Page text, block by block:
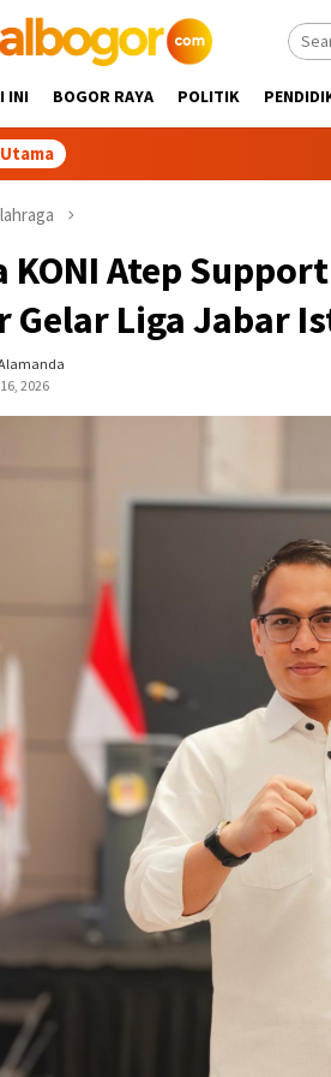
INI BOGOR RAYA POLITIK
KONI Atep
Gelar Liga Jabar
2026